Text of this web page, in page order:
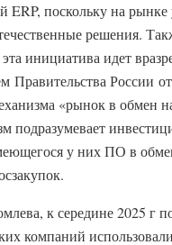
ERP, поскольку на рынке
решения.
инициатива идет
Правительства России
«рынок в обмен
подразумевает
у них ПО в
к середине 2025 г
компаний